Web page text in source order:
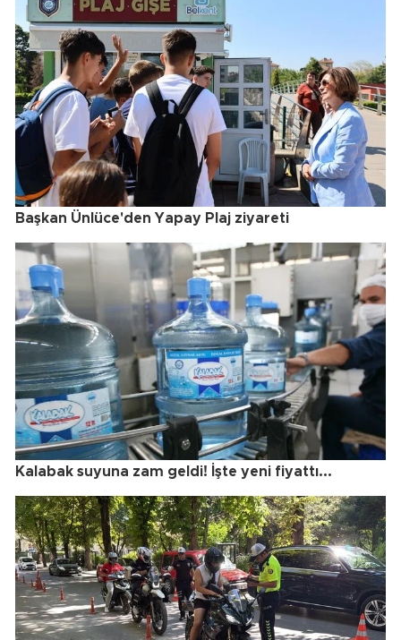
Başkan Ünlüce'den Yapay Plaj ziyareti
Kalabak suyuna zam geldi! İşte yeni fiyattı...